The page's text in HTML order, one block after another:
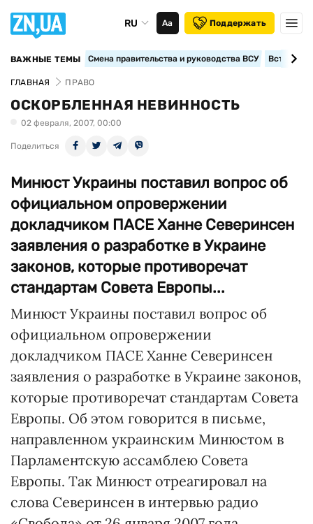
RU Аа Поддержать
ВАЖНЫЕ ТЕМЫ Смена правительства и руководства ВСУ
ГЛАВНАЯ ПРАВО
ОСКОРБЛЕННАЯ НЕВИННОСТЬ
02 февраля, 2007, 00:00
Поделиться
Минюст Украины поставил вопрос об
официальном опровержении
докладчиком ПАСЕ Ханне Северинсен
заявления о разработке в Украине
законов, которые противоречат
стандартам Совета Европы...
Минюст Украины поставил вопрос об
официальном опровержении
докладчиком ПАСЕ Ханне Северинсен
заявления о разработке в Украине законов,
которые противоречат стандартам Совета
Европы. Об этом говорится в письме,
направленном украинским Минюстом в
Парламентскую ассамблею Совета
Европы. Так Минюст отреагировал на
слова Северинсен в интервью радио